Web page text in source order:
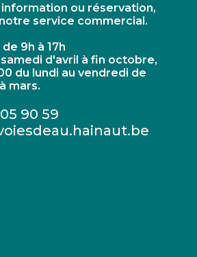
ou réservation,
service commercial.
9h à 17h
samedi d'avril à fin octobre,
du lundi au vendredi de
mars.
90 59